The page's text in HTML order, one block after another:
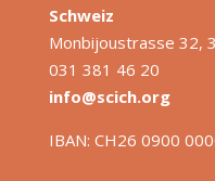
Schweiz
Monbijoustrasse 32,
031 381 46 20
info@scich.org
IBAN: CH26 0900